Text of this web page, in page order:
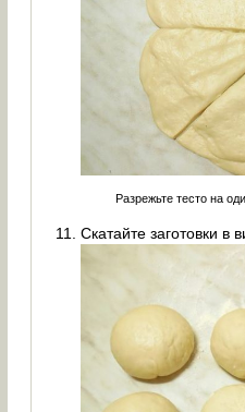
Разрежьте тесто на
Скатайте заготовки в